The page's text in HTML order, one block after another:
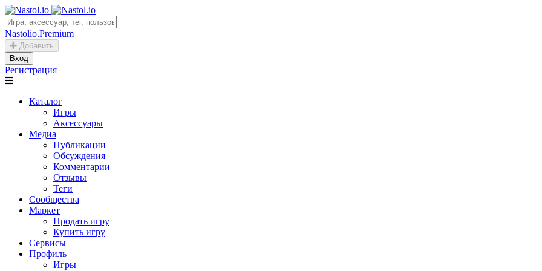
Nastolio.Premium
Добавить
Вход
Регистрация
Каталог
Игры
Аксессуары
Медиа
Публикации
Обсуждения
Комментарии
Отзывы
Теги
Сообщества
Маркет
Продать игру
Купить игру
Сервисы
Профиль
Игры